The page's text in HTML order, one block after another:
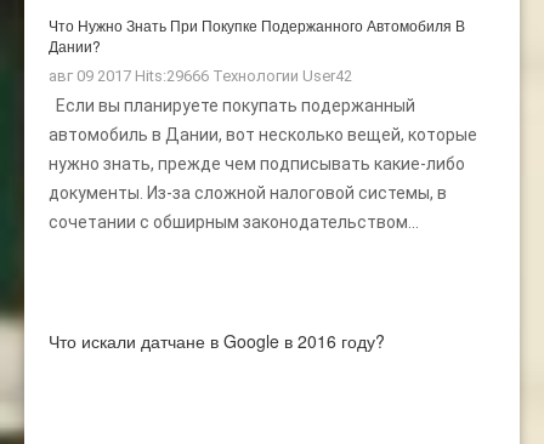
Что Нужно Знать При Покупке Подержанного Автомобиля В
Дании?
авг 09 2017 Hits:29666 Технологии User42
Если вы планируете покупать подержанный
автомобиль в Дании, вот несколько вещей, которые
нужно знать, прежде чем подписывать какие-либо
документы. Из-за сложной налоговой системы, в
сочетании с обширным законодательством...
Что искали датчане в Google в 2016 году?